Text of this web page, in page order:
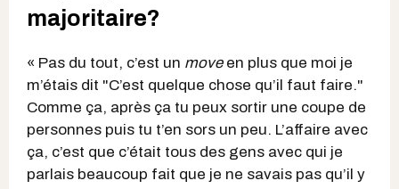
majoritaire?
« Pas du tout, c’est un moveen plus que moi je
m’étais dit "C’est quelque chose qu’il faut faire."
Comme ça, après ça tu peux sortir une coupe de
personnes puis tu t’en sors un peu. L’affaire avec
ça, c’est que c’était tous des gens avec qui je
parlais beaucoup fait que je ne savais pas qu’il y